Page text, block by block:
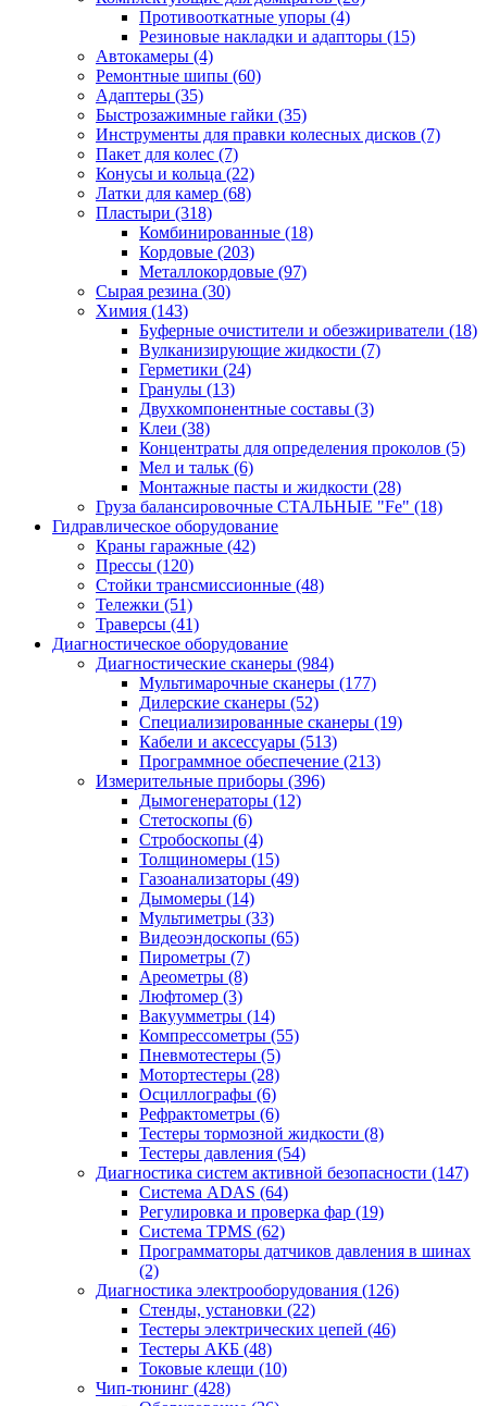
Противооткатные упоры (4)
Резиновые накладки и адапторы (15)
Автокамеры (4)
Ремонтные шипы (60)
Адаптеры (35)
Быстрозажимные гайки (35)
Инструменты для правки колесных дисков (7)
Пакет для колес (7)
Конусы и кольца (22)
Латки для камер (68)
Пластыри (318)
Комбинированные (18)
Кордовые (203)
Металлокордовые (97)
Сырая резина (30)
Химия (143)
Буферные очистители и обезжириватели (18)
Вулканизирующие жидкости (7)
Герметики (24)
Гранулы (13)
Двухкомпонентные составы (3)
Клеи (38)
Концентраты для определения проколов (5)
Мел и тальк (6)
Монтажные пасты и жидкости (28)
Груза балансировочные СТАЛЬНЫЕ "Fe" (18)
Гидравлическое оборудование
Краны гаражные (42)
Прессы (120)
Стойки трансмиссионные (48)
Тележки (51)
Траверсы (41)
Диагностическое оборудование
Диагностические сканеры (984)
Мультимарочные сканеры (177)
Дилерские сканеры (52)
Специализированные сканеры (19)
Кабели и аксессуары (513)
Программное обеспечение (213)
Измерительные приборы (396)
Дымогенераторы (12)
Стетоскопы (6)
Стробоскопы (4)
Толщиномеры (15)
Газоанализаторы (49)
Дымомеры (14)
Мультиметры (33)
Видеоэндоскопы (65)
Пирометры (7)
Ареометры (8)
Люфтомер (3)
Вакуумметры (14)
Компрессометры (55)
Пневмотестеры (5)
Мотортестеры (28)
Осциллографы (6)
Рефрактометры (6)
Тестеры тормозной жидкости (8)
Тестеры давления (54)
Диагностика систем активной безопасности (147)
Система ADAS (64)
Регулировка и проверка фар (19)
Система TPMS (62)
Программаторы датчиков давления в шинах
(2)
Диагностика электрооборудования (126)
Стенды, установки (22)
Тестеры электрических цепей (46)
Тестеры АКБ (48)
Токовые клещи (10)
Чип-тюнинг (428)